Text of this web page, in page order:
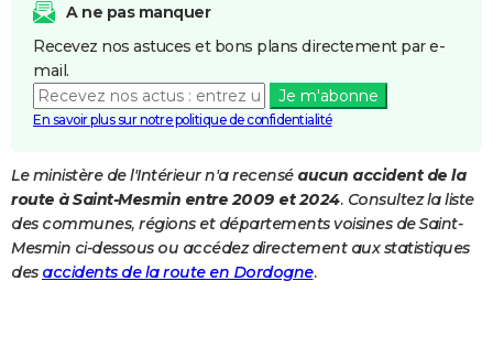
Destinations
City break
Voyage nature
Voyage de noces
Forum
Climat
PHOTO
GUIDES D'ACHAT
BONS PLANS
Carte de Noël
Carte Bonne année
Carte Saint-Valentin
Carte Pâques
Carte d'anniversaire
DICTIONNAIRE
Dictionnaire
Biographies
Citations
Expressions
Proverbes
PROGRAMME TV
A ne pas manquer
Recevez nos astuces et bons plans directement par e-
mail.
Je m'abonne
En savoir plus sur notre politique de confidentialité
Le ministère de l'Intérieur n'a recensé aucun accident de la
route à Saint-Mesmin entre 2009 et 2024. Consultez la liste
des communes, régions et départements voisines de Saint-
Mesmin ci-dessous ou accédez directement aux statistiques
des accidents de la route en Dordogne.